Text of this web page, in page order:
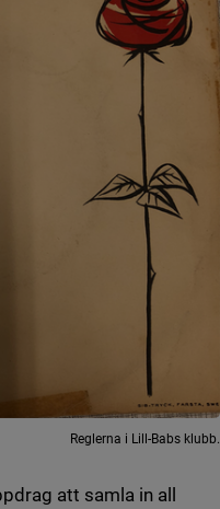
Reglerna i Lill-Babs klubb.
att samla in all